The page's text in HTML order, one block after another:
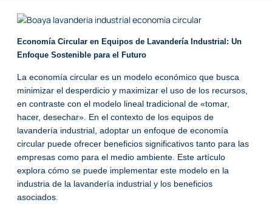
Economía Circular en Equipos de Lavandería Industrial: Un
Enfoque Sostenible para el Futuro
La economía circular es un modelo económico que busca
minimizar el desperdicio y maximizar el uso de los recursos,
en contraste con el modelo lineal tradicional de «tomar,
hacer, desechar». En el contexto de los equipos de
lavandería industrial, adoptar un enfoque de economía
circular puede ofrecer beneficios significativos tanto para las
empresas como para el medio ambiente. Este artículo
explora cómo se puede implementar este modelo en la
industria de la lavandería industrial y los beneficios
asociados.